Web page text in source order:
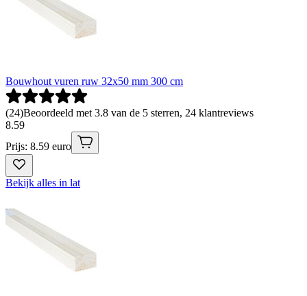
Bouwhout vuren ruw 32x50 mm 300 cm
(24)Beoordeeld met 3.8 van de 5 sterren, 24 klantreviews
8.59
Prijs: 8.59 euro
Bekijk alles in lat